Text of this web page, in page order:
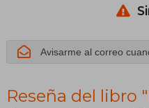
Avisarme al correo
Reseña del libro